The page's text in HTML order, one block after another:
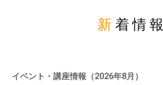
新着情報
イベント・講座情報（2026年8月）